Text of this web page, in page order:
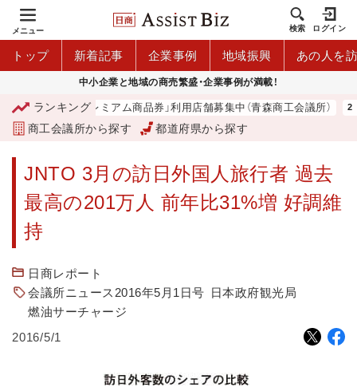
メニュー 検索 ログイン
トップ 新着記事 企業事例 地域振興 あの人を
中小企業と地域の商売繁盛・企業事例が満載！
ランキング
「青森市プレミアム商品券」利用店舗募集中（青森商工会議所）
商工会議所から探す 都道府県から探す
JNTO 3月の訪日外国人旅行者 過去
最高の201万人 前年比31%増 好調維
持
日商レポート
会議所ニュース2016年5月1日号 日本政府観光局
燃油サーチャージ
2016/5/1